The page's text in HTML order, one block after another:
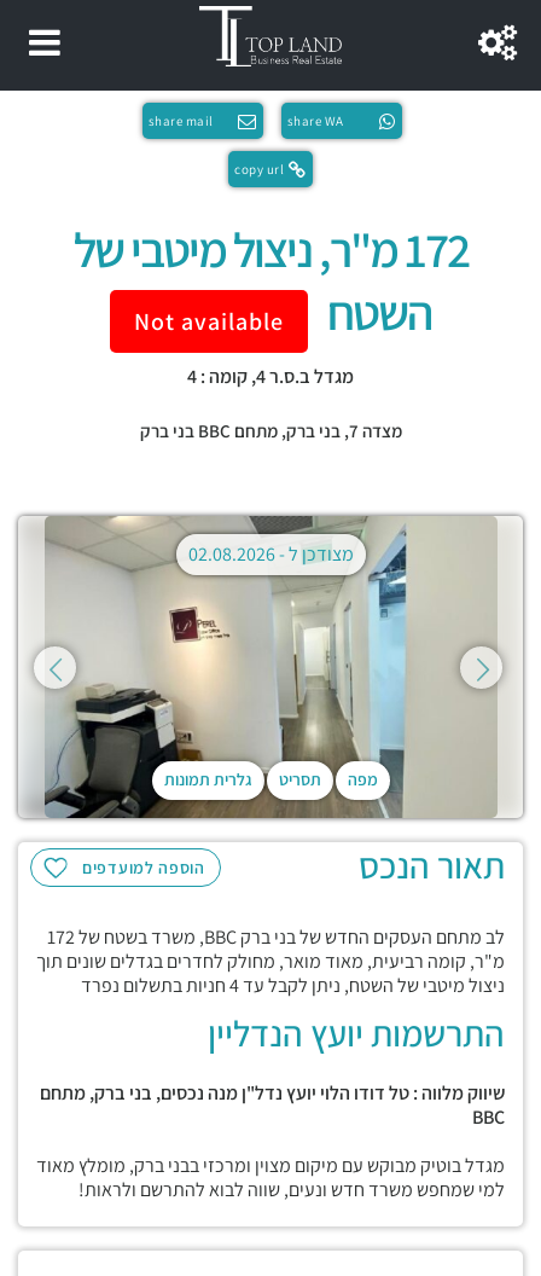
share WA
share mail
copy url
172 מ"ר, ניצול מיטבי של
השטח
Not available
מגדל ב.ס.ר 4, קומה : 4
מצדה 7, בני ברק,מתחם BBC בני ברק
מפה תסריט גלרית תמונות
מצודכן ל -02.08.2026
הוספה למועדפים תאור הנכס
לב מתחם העסקים החדש של בני ברק BBC, משרד בשטח של 172
מ"ר, קומה רביעית, מאוד מואר, מחולק לחדרים בגדלים שונים תוך
ניצול מיטבי של השטח, ניתן לקבל עד 4 חניות בתשלום נפרד
התרשמות יועץ הנדליין
שיווק מלווה : טל דודו הלוי יועץ נדל"ן מנה נכסים, בני ברק, מתחם
BBC
מגדל בוטיק מבוקש עם מיקום מצוין ומרכזי בבני ברק, מומלץ מאוד
למי שמחפש משרד חדש ונעים, שווה לבוא להתרשם ולראות!